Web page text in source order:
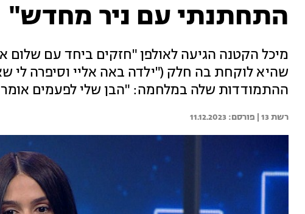
התחתנתי עם ניר מחדש"
מיכל הקטנה הגיעה לאולפן "חזקים ביחד עם שלום
שהיא לוקחת בה חלק ("ילדה באה אליי וסיפרה
ההתמודדות שלה במלחמה: "הבן שלי לפעמים
רשת 13 | 11.12.2023